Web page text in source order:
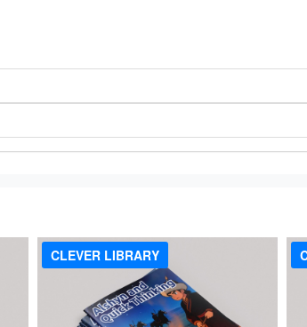
CLEVER LIBRARY